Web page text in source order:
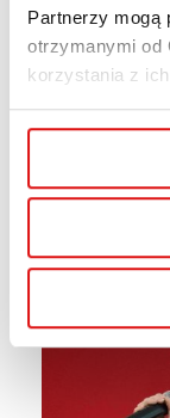
Partnerzy mogą
otrzymanymi od
korzystania z ich